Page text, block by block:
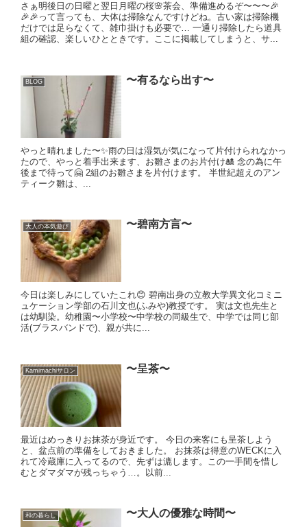
さぁ明後日の日曜と翌日月曜の桜🌸茶会、準備進めるぞ〜〜〜🎉
🎉🎉って言っても、大体は掃除なんですけどね。古い家は掃除機
だけでは足らなくて、雑巾掛けも必要で… 一通り掃除したら道具
組の確認、楽しいひとときです。ここに掲載してしまうと、サ...
BLOG 〜有るなら出す〜
やっと晴れました〜✨雨の日は湿気が気になって片付けられなかっ
たので、やっと着手出来ます、お雛さまのお片付け🎎 念の為に午
後まで待って🤗 2組のお雛さまを片付けます。 半世紀超えのアン
ティーク雛は、...
大人の本気遊び 〜碧南方言〜
今日は楽しみにしていたこれ😊 碧南出身の立教大学異文化コミニ
ュケーション学部の石川文也(ふみや)教授です。 実は文也先生と
は幼馴染。幼稚園〜小学校〜中学校の同級生で、中学では同じ部
活(ブラスバンドで)、親が共に...
Kamimachiサロン 〜呈茶〜
最近はめっきりお抹茶が身近です。 今日の来客にも呈茶しよう
と、盆点前の準備をしておきました。 お抹茶は得意のWECKに入
れて冷蔵庫に入ってるので、先ずは漉します。この一手間を惜し
むとダマダマが残っちゃう…。以前...
和の暮らし 〜大人の優雅な時間〜